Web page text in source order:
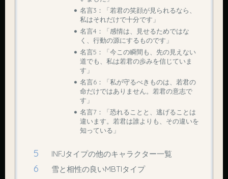
名言3：「若君の笑顔が見られるなら、
私はそれだけで十分です」
名言4：「感情は、見せるためではな
く、行動の源にするものです」
名言5：「今この瞬間も、先の見えない
道でも、私は若君の歩みを信じていま
す」
名言6：「私が守るべきものは、若君の
命だけではありません。若君の意志で
す」
名言7：「恐れることと、逃げることは
違います。若君は誰よりも、その違いを
知っている」
INFJタイプの他のキャラクター一覧
雪と相性の良いMBTIタイプ